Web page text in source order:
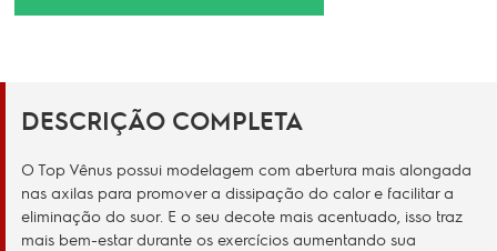
DESCRIÇÃO COMPLETA
O Top Vênus possui modelagem com abertura mais alongada
nas axilas para promover a dissipação do calor e facilitar a
eliminação do suor. E o seu decote mais acentuado, isso traz
mais bem-estar durante os exercícios aumentando sua